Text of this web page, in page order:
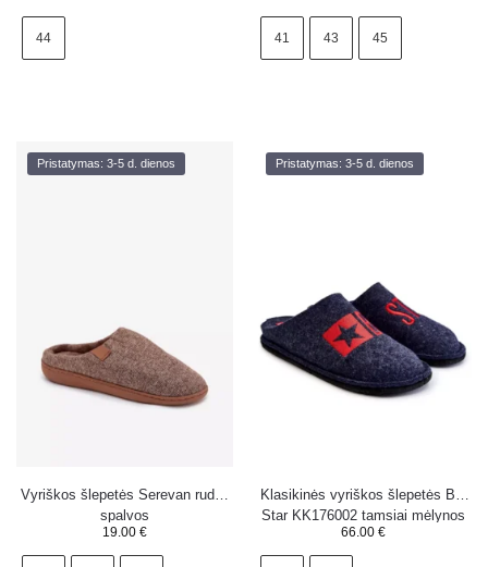
44 41 43 45
Pristatymas: 3-5 d. dienos
Vyriškos šlepetės Serevan rudos
spalvos
19.00 €
Pristatymas: 3-5 d. dienos
Klasikinės vyriškos šlepetės Big
Star KK176002 tamsiai mėlynos
spalvos
66.00 €